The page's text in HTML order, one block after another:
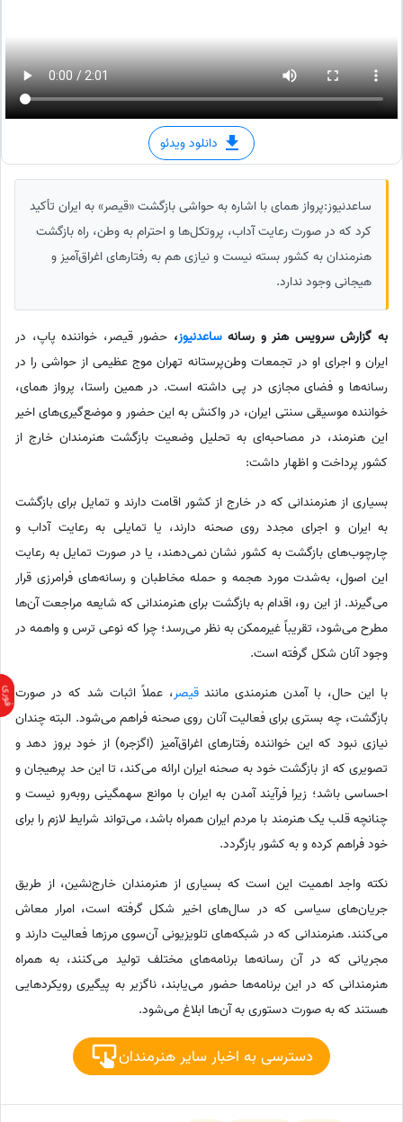
دانلود ویدئو
ساعدنیوز:پرواز همای با اشاره به حواشی بازگشت «قیصر» به ایران تأکید
کرد که در صورت رعایت آداب، پروتکل‌ها و احترام به وطن، راه بازگشت
هنرمندان به کشور بسته نیست و نیازی هم به رفتارهای اغراق‌آمیز و
هیجانی وجود ندارد.
به گزارش سرویس هنر و رسانهساعدنیوز، حضور قیصر، خواننده پاپ، در
ایران و اجرای او در تجمعات وطن‌پرستانه تهران موج عظیمی از حواشی را در
رسانه‌ها و فضای مجازی در پی داشته است. در همین راستا، پرواز همای،
خواننده موسیقی سنتی ایران، در واکنش به این حضور و موضع‌گیری‌های اخیر
این هنرمند، در مصاحبه‌ای به تحلیل وضعیت بازگشت هنرمندان خارج از
کشور پرداخت و اظهار داشت:
بسیاری از هنرمندانی که در خارج از کشور اقامت دارند و تمایل برای بازگشت
به ایران و اجرای مجدد روی صحنه دارند، یا تمایلی به رعایت آداب و
چارچوب‌های بازگشت به کشور نشان نمی‌دهند، یا در صورت تمایل به رعایت
این اصول، به‌شدت مورد هجمه و حمله مخاطبان و رسانه‌های فرامرزی قرار
می‌گیرند. از این رو، اقدام به بازگشت برای هنرمندانی که شایعه مراجعت آن‌ها
مطرح می‌شود، تقریباً غیرممکن به نظر می‌رسد؛ چرا که نوعی ترس و واهمه در
وجود آنان شکل گرفته است.
با این حال، با آمدن هنرمندی مانندقیصر، عملاً اثبات شد که در صورت
بازگشت، چه بستری برای فعالیت آنان روی صحنه فراهم می‌شود. البته چندان
نیازی نبود که این خواننده رفتارهای اغراق‌آمیز (اگزجره) از خود بروز دهد و
تصویری که از بازگشت خود به صحنه ایران ارائه می‌کند، تا این حد پرهیجان و
احساسی باشد؛ زیرا فرآیند آمدن به ایران با موانع سهمگینی روبه‌رو نیست و
چنانچه قلب یک هنرمند با مردم ایران همراه باشد، می‌تواند شرایط لازم را برای
خود فراهم کرده و به کشور بازگردد.
نکته واجد اهمیت این است که بسیاری از هنرمندان خارج‌نشین، از طریق
جریان‌های سیاسی که در سال‌های اخیر شکل گرفته است، امرار معاش
می‌کنند. هنرمندانی که در شبکه‌های تلویزیونی آن‌سوی مرزها فعالیت دارند و
مجریانی که در آن رسانه‌ها برنامه‌های مختلف تولید می‌کنند، به همراه
هنرمندانی که در این برنامه‌ها حضور می‌یابند، ناگزیر به پیگیری رویکردهایی
هستند که به صورت دستوری به آن‌ها ابلاغ می‌شود.
دسترسی به اخبار سایر هنرمندان